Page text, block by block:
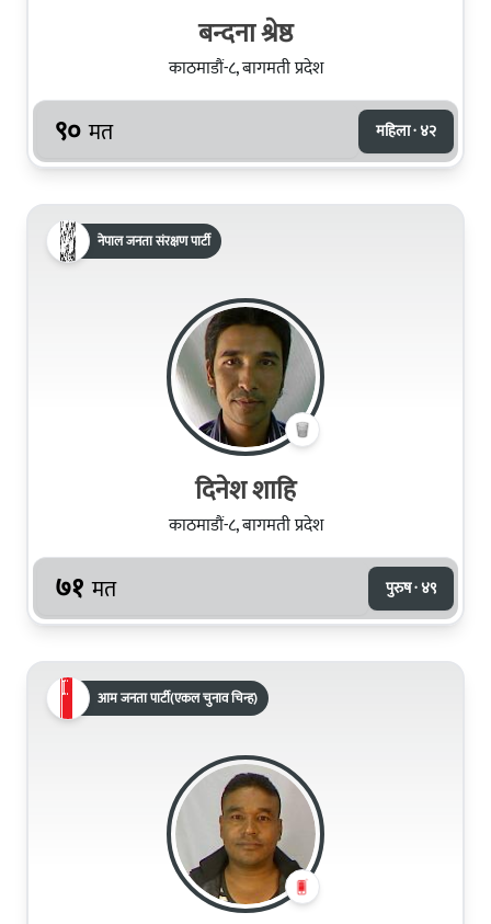
बन्दना श्रेष्ठ
काठमाडौं-८, बागमती प्रदेश
९० मत महिला · ४२
नेपाल जनता संरक्षण पार्टी
दिनेश शाहि
काठमाडौं-८, बागमती प्रदेश
७१ मत पुरुष · ४९
आम जनता पार्टी(एकल चुनाव चिन्ह)